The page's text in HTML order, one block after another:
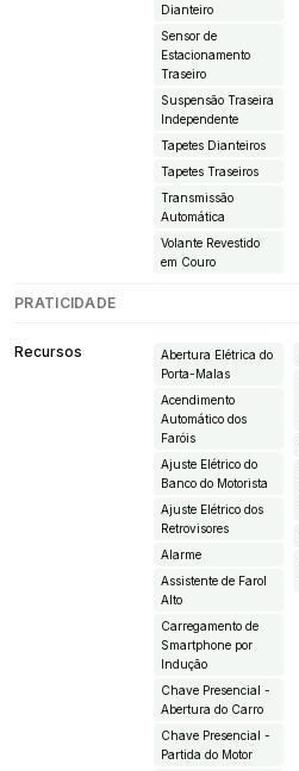
Dianteiro
Sensor de
Estacionamento
Traseiro
Suspensão Traseira
Independente
Tapetes Dianteiros
Tapetes Traseiros
Transmissão
Automática
Volante Revestido
em Couro
PRATICIDADE
Recursos
Abertura Elétrica do
Porta-Malas
Acendimento
Automático dos
Faróis
Ajuste Elétrico do
Banco do Motorista
Ajuste Elétrico dos
Retrovisores
Alarme
Assistente de Farol
Alto
Carregamento de
Smartphone por
Indução
Chave Presencial -
Abertura do Carro
Chave Presencial -
Partida do Motor